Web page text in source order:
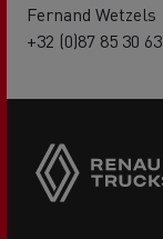
Fernand Wetzels
+32 (0)87 85 30 63